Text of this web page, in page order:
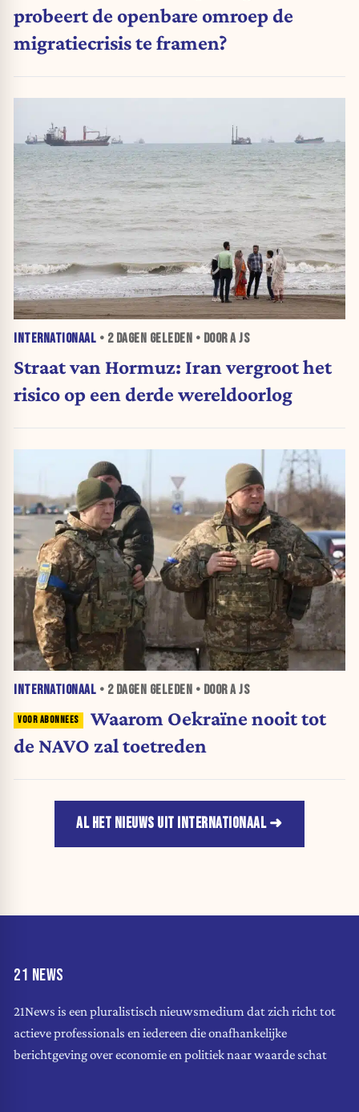
probeert de openbare omroep de
migratiecrisis te framen?
INTERNATIONAAL • 2 DAGEN GELEDEN • DOOR A JS
Straat van Hormuz: Iran vergroot het
risico op een derde wereldoorlog
INTERNATIONAAL • 2 DAGEN GELEDEN • DOOR A JS
Waarom Oekraïne nooit tot
de NAVO zal toetreden
AL HET NIEUWS UIT INTERNATIONAAL
21 NEWS
21News is een pluralistisch nieuwsmedium dat zich richt tot
actieve professionals en iedereen die onafhankelijke
berichtgeving over economie en politiek naar waarde schat